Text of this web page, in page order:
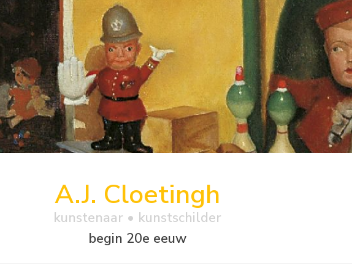
A.J. Cloetingh
kunstenaar • kunstschilder
begin 20e eeuw